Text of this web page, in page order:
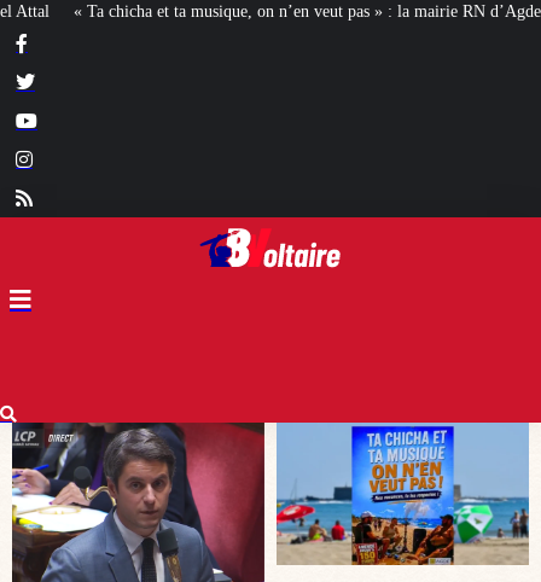
n’en veut pas » : la mairie RN d’Agde face à la meute « antiraciste » La